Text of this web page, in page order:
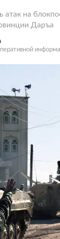
атак на
Даръа